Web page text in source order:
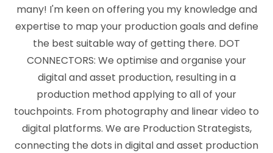
many! I'm keen on offering you my knowledge and
expertise to map your production goals and define
the best suitable way of getting there. DOT
CONNECTORS: We optimise and organise your
digital and asset production, resulting in a
production method applying to all of your
touchpoints. From photography and linear video to
digital platforms. We are Production Strategists,
connecting the dots in digital and asset production